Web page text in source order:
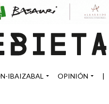
IBAIZABAL OPINIÓN |